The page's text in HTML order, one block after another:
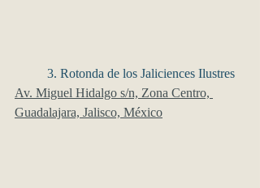
	3. Rotonda de los Jaliciences Ilustres
Av. Miguel Hidalgo s/n, Zona Centro,
Guadalajara, Jalisco, México